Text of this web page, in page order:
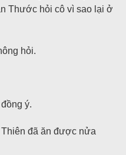
Thước hỏi cô vì sao lại ở
hỏi.
ý.
đã ăn được nửa